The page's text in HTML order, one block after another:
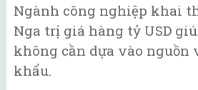
Ngành công nghiệp khai
Nga trị giá hàng tỷ USD
không cần dựa vào nguồn
khẩu.